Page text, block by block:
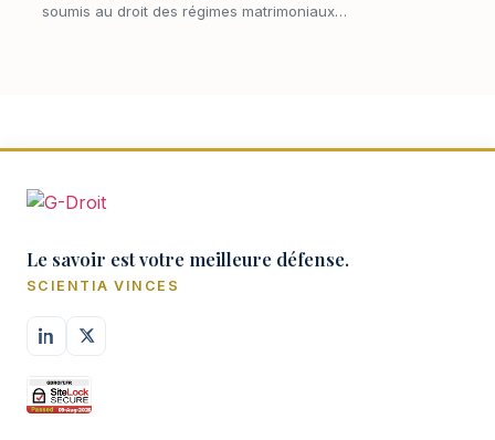
soumis au droit des régimes matrimoniaux
Le savoir est votre meilleure défense.
SCIENTIA VINCES